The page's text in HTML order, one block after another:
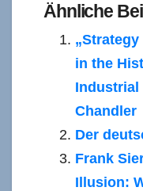
Ähnliche
in the
Industrial
Chandler
Der
Frank
Illusion: